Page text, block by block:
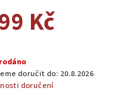
Kč
doručit do: 20.8.2026
doručení